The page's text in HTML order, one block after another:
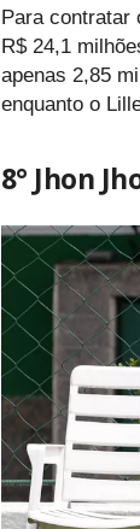
Para contratar
R$ 24,1
apenas 2,85
enquanto o
8° Jhon